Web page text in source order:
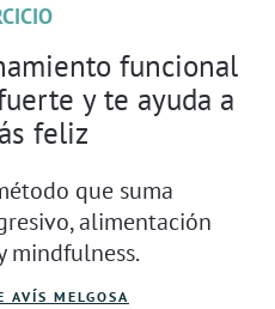
funcional
y te ayuda a
feliz
que suma
alimentación
mindfulness.
AVÍS MELGOSA